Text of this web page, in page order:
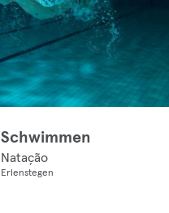
Schwimmen
Natação
Erlenstegen